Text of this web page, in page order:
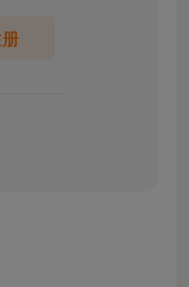
来自全市各级政